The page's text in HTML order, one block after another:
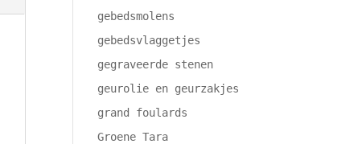
gebedsmolens
gebedsvlaggetjes
gegraveerde stenen
geurolie en geurzakjes
grand foulards
Groene Tara